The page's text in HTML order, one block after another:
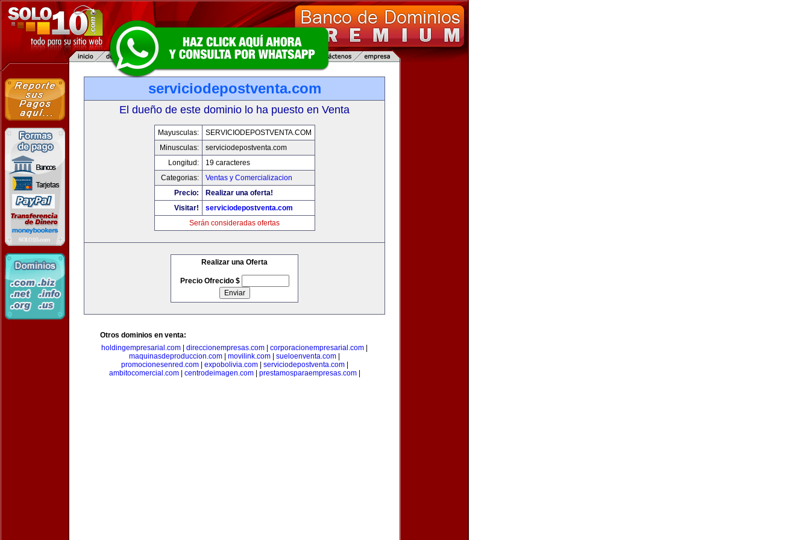
serviciodepostventa.com
El dueño de este dominio lo ha puesto en Venta
Mayusculas:
SERVICIODEPOSTVENTA.COM
Minusculas:
serviciodepostventa.com
Longitud:
19 caracteres
Categorias:
Ventas y Comercializacion
Precio:
Realizar una oferta!
Visitar!
serviciodepostventa.com
Serán consideradas ofertas
Realizar una Oferta
Precio Ofrecido $
Otros dominios en venta:
holdingempresarial.com
direccionempresas.com corporacionempresarial.com
maquinasdeproduccion.com
movilink.com sueloenventa.com
promocionesenred.com| expobolivia.com| serviciodepostventa.com|
ambitocomercial.com| centrodeimagen.com| prestamosparaempresas.com|